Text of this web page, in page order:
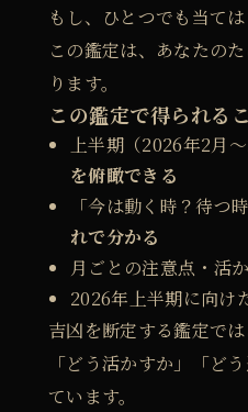
もし、ひとつでも当て
この鑑定は、あなたの
ります。
この鑑定で得られる
上半期（2026年2月
を俯瞰できる
「今は動く時？待つ
れで分かる
月ごとの注意点・活
2026年上半期に向け
吉凶を断定する鑑定では
「どう活かすか」「ど
ています。